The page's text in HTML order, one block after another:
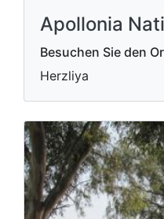
Apollonia
Besuchen Sie den
Herzliya